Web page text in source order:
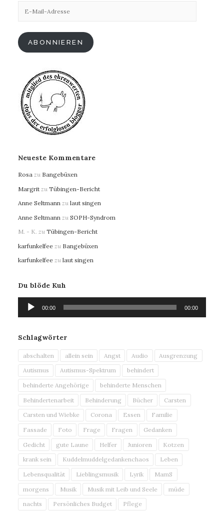
Mail-
ABONNIEREN
Neueste Kommentare
Rosa zu Bangebüxen
Margrit zu Tübingen-Bericht
Anne Seltmann zu laut singen
Anne Seltmann zu SOPH-Syndrom
M. - K. zu Tübingen-Bericht
karfunkelfee zu Bangebüxen
karfunkelfee zu laut singen
Du blöde Kuh
Audio-
Player
00:00 00:00
Schlagwörter
abschalten allein sein Angst Audio
Ausgrenzung
Autismus
Autismus-Spektrum
behindert
behinderte Angehörige
behinderte Menschen
Behindertenarbeit
Behinderung Bücher
Carsten
Carsten und Wiebke
Corona Essen
Familie
Fassade
Foto Frage Fragen
Gedanken
Gedicht
gute Laune Helfer Junioren
Kotzen
krank sein
Kuddelmuddelgedankenchaos
Leben
Lebensqualität
Lieblingsmusik Lyrik
MamS
morgens
Musik Musik mit Leib und Seele
müde
nachts
Persönliches Budget Pflege